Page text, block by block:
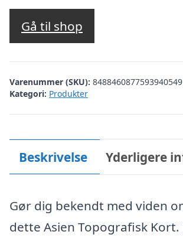
Gå til shop
Varenummer (SKU): 8488460877593940549
Kategori: Produkter
Beskrivelse Yderligere
Gør dig bekendt med viden
dette Asien Topografisk Kort.